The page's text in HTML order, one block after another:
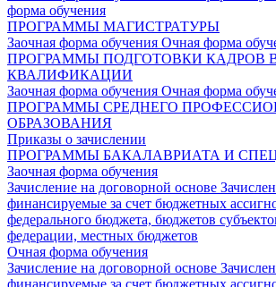
форма обучения
ПРОГРАММЫ МАГИСТРАТУРЫ
Заочная форма обучения Очная форма
ПРОГРАММЫ ПОДГОТОВКИ КАДРОВ
КВАЛИФИКАЦИИ
Заочная форма обучения Очная форма
ПРОГРАММЫ СРЕДНЕГО
ОБРАЗОВАНИЯ
Приказы о зачислении
ПРОГРАММЫ БАКАЛАВРИАТА И
Заочная форма обучения
Зачисление на договорной основе
финансируемые за счет бюджетных
федерального бюджета, бюджетов
федерации, местных бюджетов
Очная форма обучения
Зачисление на договорной основе
финансируемые за счет бюджетных